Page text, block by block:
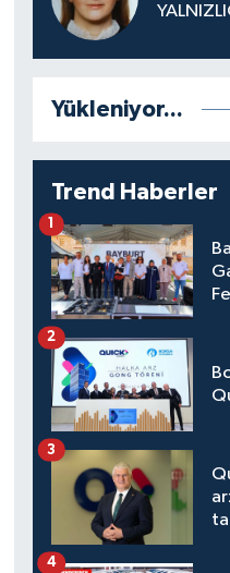
Yükleniyor...
Trend Haberler
1
2
3
4